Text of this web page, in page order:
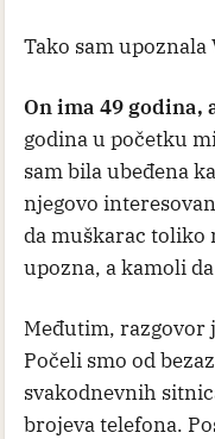
Tako sam
On ima 49 godina,
godina u početku
sam bila ubeđena
njegovo
da muškarac toliko
upozna, a kamoli
Međutim, razgovor
Počeli smo od
svakodnevnih
brojeva telefona.